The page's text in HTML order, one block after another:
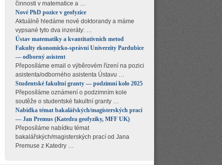
činnosti v matematice a …
Nové PhD pozice v geofyzice
Aktuálně hledáme nové doktorandy a máme
vypsané tyto dva inzeráty: …
Ústav matematiky a kvantitativních metod
Fakulty ekonomicko-správní Univerzity Pardubice
— odborný asistent
Přeposíláme email o výběrovém řízení na pozici
asistenta/odborného asistenta Ústavu …
Studentské fakultní granty — podzimní kolo 2025
Přeposíláme oznámení o podzimním kole
soutěže o studentské fakultní granty …
Nabídka témat bakalářských/magisterských prací
— Jan Premus (Katedra geofyziky, MFF UK)
Přeposíláme nabídku témat
bakalářských/magisterských prací od Jana
Premuse z Katedry …